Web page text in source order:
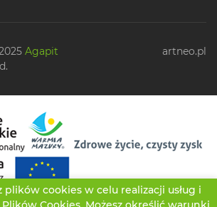
plików cookies w celu realizacji usług i
Agapit
artneo.pl